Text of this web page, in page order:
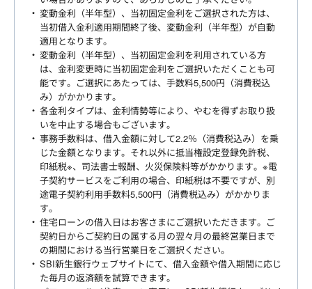
変動金利（半年型）、当初固定金利をご選択された方は、
当初借入金利適用期間終了後、変動金利（半年型）が自動
適用となります。
変動金利（半年型）、当初固定金利を利用されている方
は、金利変更時に当初固定金利をご選択いただくことも可
能です。ご選択にあたっては、手数料5,500円（消費税込
み）がかかります。
各金利タイプは、金利情勢等により、やむを得ずお取り扱
いを中止する場合もございます。
事務手数料は、借入金額に対して2.2％（消費税込み）を乗
じた金額となります。それ以外に抵当権設定登録免許税、
印紙税※、司法書士報酬、火災保険料等がかかります。※電
子契約サービスをご利用の場合、印紙税は不要ですが、別
途電子契約利用手数料5,500円（消費税込み）がかかりま
す。
住宅ローンの借入日はお客さまにご選択いただきます。ご
契約日からご契約日の属する月の翌々月の最終営業日まで
の期間における当行営業日をご選択ください。
SBI新生銀行ウェブサイトにて、借入金額や借入期間に応じ
た毎月の返済額を試算できます。